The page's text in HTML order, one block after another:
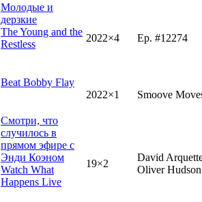
Молодые и
дерзкие
The Young and the
Restless
2022×4 Ep. #12274
Beat Bobby Flay
2022×1
Smoove
Смотри, что
случилось в
прямом эфире с
Энди Коэном
Watch What
Happens Live
19×2
David
Oliver Hudson